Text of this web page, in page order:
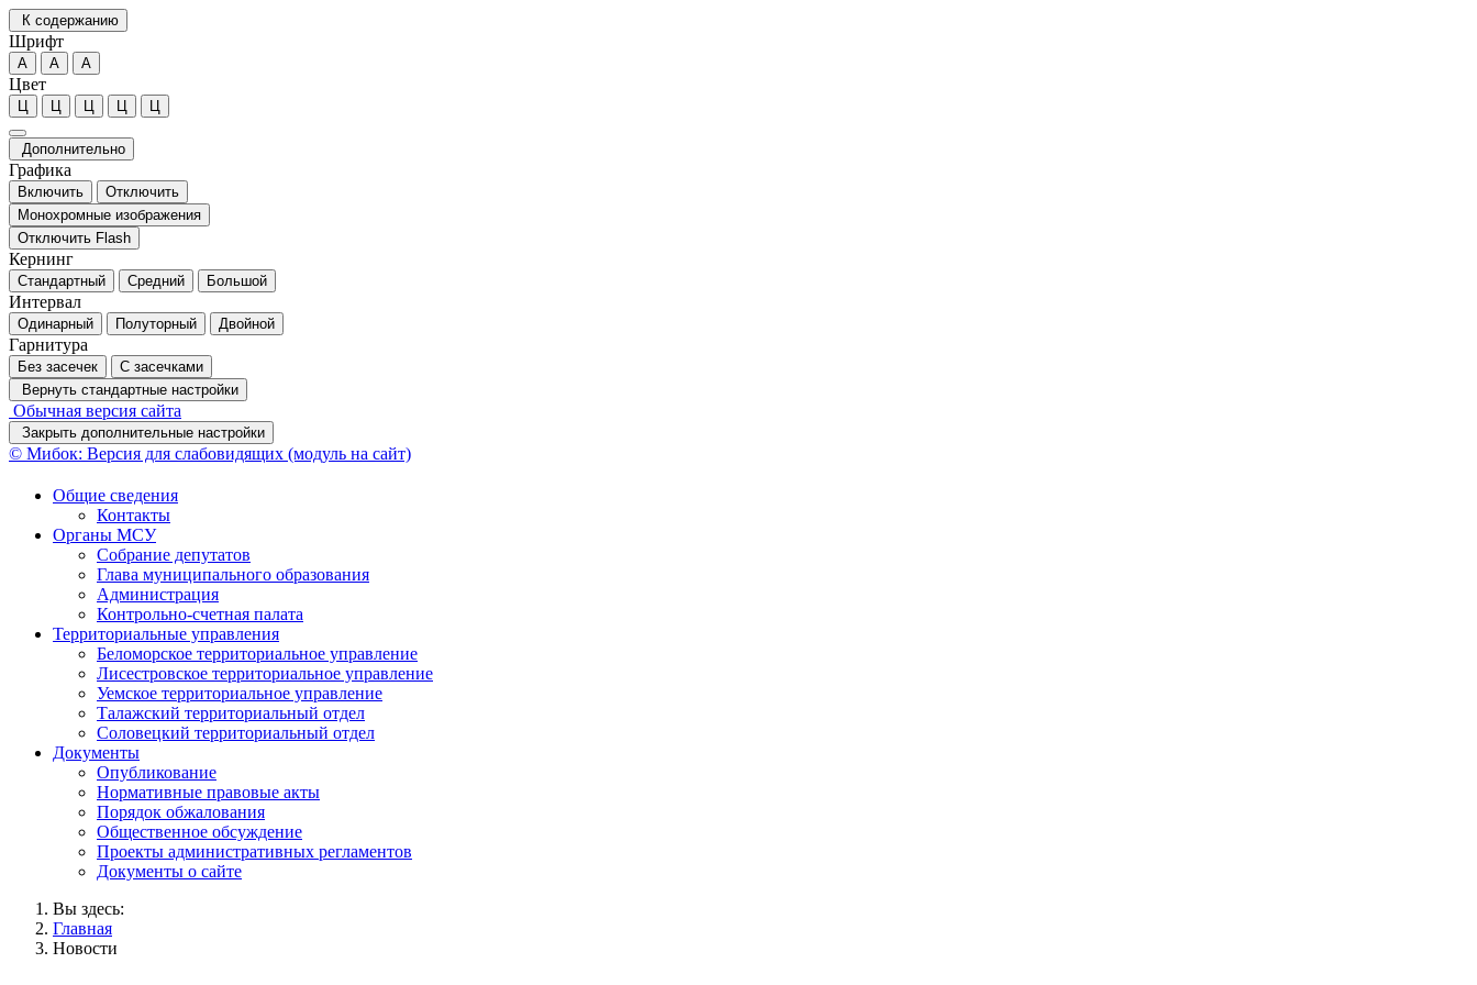
К содержанию
Шрифт
А А А
Цвет
Ц Ц Ц Ц Ц
Дополнительно
Графика
Включить
Отключить
Монохромные изображения
Отключить Flash
Кернинг
Стандартный Средний Большой
Интервал
Одинарный Полуторный Двойной
Гарнитура
Без засечек
С засечками
Вернуть стандартные настройки
Обычная версия сайта
Закрыть дополнительные настройки
© Мибок: Версия для слабовидящих (модуль на сайт)
Общие сведения
Контакты
Органы МСУ
Собрание депутатов
Глава муниципального образования
Администрация
Контрольно-счетная палата
Территориальные управления
Беломорское территориальное управление
Лисестровское территориальное управление
Уемское территориальное управление
Талажский территориальный отдел
Соловецкий территориальный отдел
Документы
Опубликование
Нормативные правовые акты
Порядок обжалования
Общественное обсуждение
Проекты административных регламентов
Документы о сайте
Вы здесь:
Главная
Новости